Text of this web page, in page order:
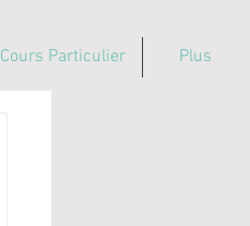
Cours Particulier Plus